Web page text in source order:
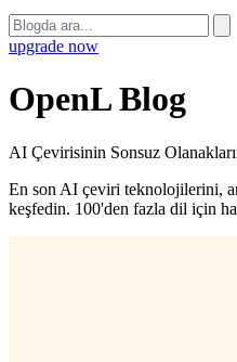
upgrade now
OpenL Blog
AI Çevirisinin Sonsuz
En son AI çeviri teknolojilerini,
keşfedin. 100'den fazla dil için